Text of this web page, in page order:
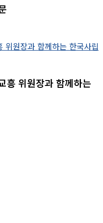
흥 위원장과 함께하는